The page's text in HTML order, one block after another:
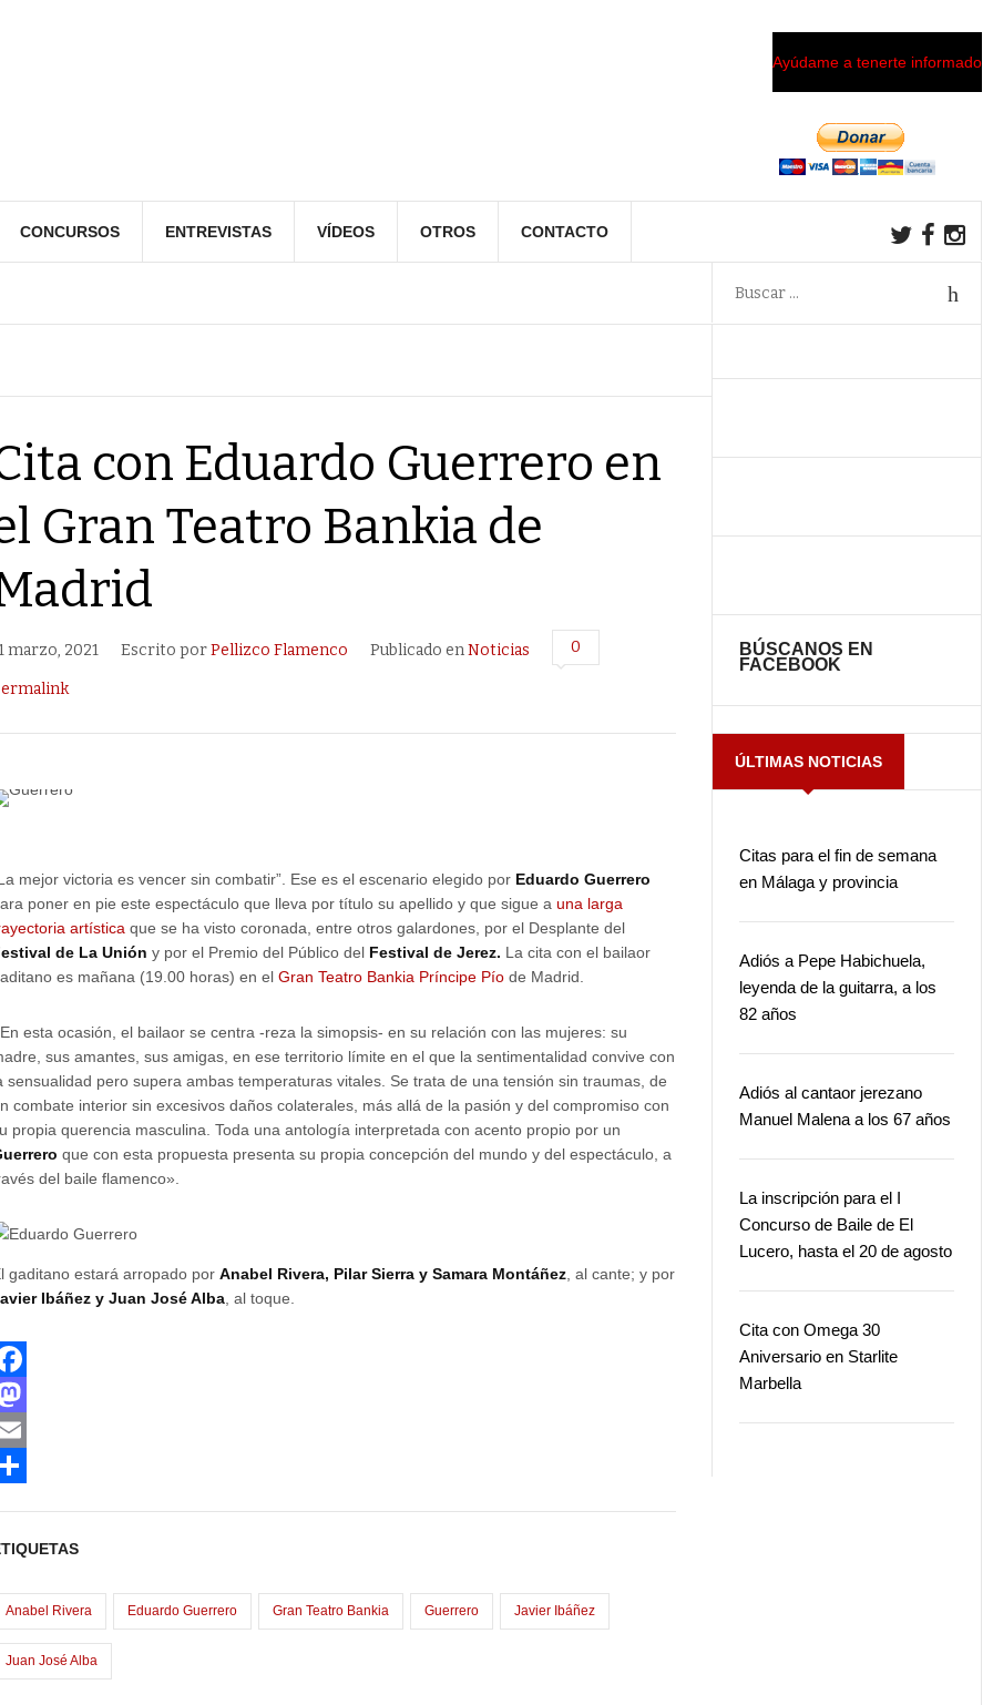
Ayúdame a tenerte informado
CONCURSOS ENTREVISTAS VÍDEOS OTROS CONTACTO
con Eduardo Guerrero en
Gran Teatro Bankia de
marzo, 2021 Escrito porPellizco Flamenco Publicado enNoticias 0
mejor victoria es vencer sin combatir”. Ese es el escenario elegido por Eduardo Guerrero
poner en pie este espectáculo que lleva por título su apellido y que sigue a una larga
artística que se ha visto coronada, entre otros galardones, por el Desplante del
de La Unióny por el Premio del Público del Festival de Jerez. La cita con el bailaor
es mañana (19.00 horas) en elGran Teatro Bankia Príncipe Pío de Madrid.
esta ocasión, el bailaor se centra -reza la simopsis- en su relación con las mujeres: su
sus amantes, sus amigas, en ese territorio límite en el que la sentimentalidad convive con
sensualidad pero supera ambas temperaturas vitales. Se trata de una tensión sin traumas, de
combate interior sin excesivos daños colaterales, más allá de la pasión y del compromiso con
propia querencia masculina. Toda una antología interpretada con acento propio por un
que con esta propuesta presenta su propia concepción del mundo y del espectáculo, a
del baile flamenco».
gaditano estará arropado porAnabel Rivera, Pilar Sierra y Samara Montáñez , al cante; y por
Ibáñez y Juan José Alba , al toque.
Anabel Rivera Eduardo Guerrero Gran Teatro Bankia Guerrero Javier Ibáñez
Juan José Alba
BÚSCANOS EN
FACEBOOK
ÚLTIMAS NOTICIAS
Citas para el fin de semana
en Málaga y provincia
Adiós a Pepe Habichuela,
leyenda de la guitarra, a los
82 años
Adiós al cantaor jerezano
Manuel Malena a los 67 años
La inscripción para el I
Concurso de Baile de El
Lucero, hasta el 20 de agosto
Cita con Omega 30
Aniversario en Starlite
Marbella